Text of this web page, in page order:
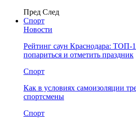
Пред След
Спорт
Новости
Рейтинг саун Краснодара: ТОП-
попариться и отметить праздник
Спорт
Как в условиях самоизоляции
спортсмены
Спорт